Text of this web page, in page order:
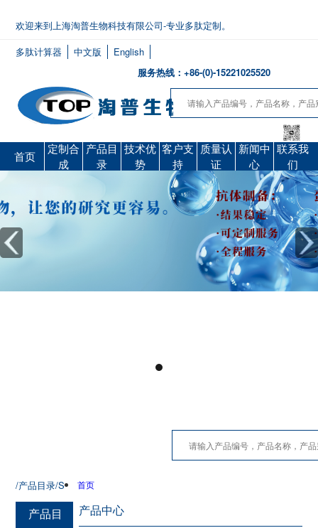
欢迎来到上海淘普生物科技有限公司-专业多肽定制。
多肽计算器
中文版
English
服务热线：+86-(0)-15221025520
首页
定制合
成
产品目
录
技术优
势
客户支
持
质量认
证
新闻中
心
联系我
们
首页
/产品目录/S
产品目
产品中心